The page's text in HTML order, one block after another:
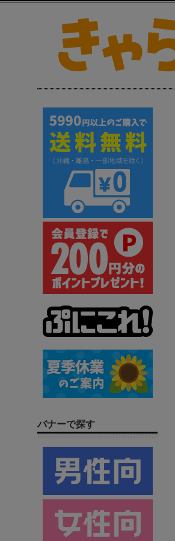
バナーで探す